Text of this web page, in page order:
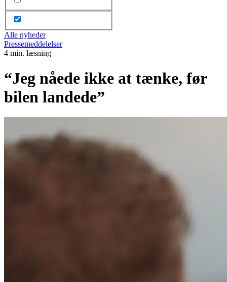
Alle nyheder
Pressemeddelelser
4 min. læsning
“Jeg nåede ikke at tænke, før
bilen landede”